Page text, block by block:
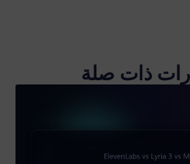
ذات صلة